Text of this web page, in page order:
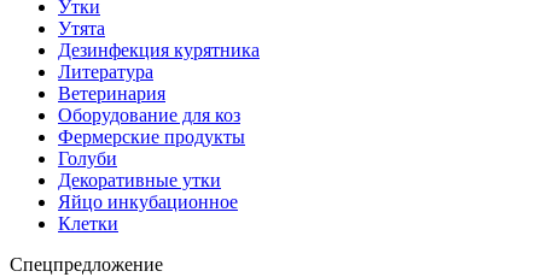
Утки
Утята
Дезинфекция курятника
Литература
Ветеринария
Оборудование для коз
Фермерские продукты
Голуби
Декоративные утки
Яйцо инкубационное
Клетки
Спецпредложение